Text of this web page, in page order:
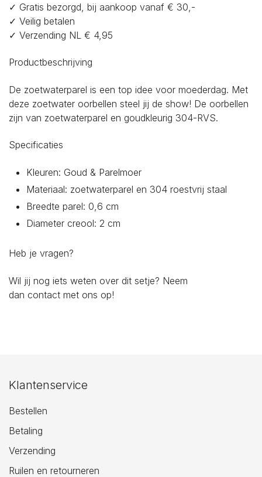
✓ Gratis bezorgd, bij aankoop vanaf € 30,-
✓ Veilig betalen
✓ Verzending NL € 4,95
Productbeschrijving
De zoetwaterparel is een top idee voor moederdag. Met
deze zoetwater oorbellen steel jij de show! De oorbellen
zijn van zoetwaterparel en goudkleurig 304-RVS.
Specificaties
Kleuren: Goud & Parelmoer
Materiaal: zoetwaterparel en 304 roestvrij staal
Breedte parel: 0,6 cm
Diameter creool: 2 cm
Heb je vragen?
Wil jij nog iets weten over dit setje? Neem
dan contact met ons op!
Klantenservice
Bestellen
Betaling
Verzending
Ruilen en retourneren